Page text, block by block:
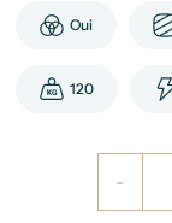
Oui
120
-